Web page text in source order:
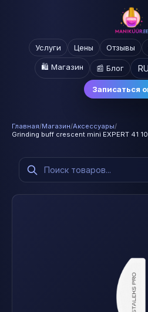
Услуги Цены Отзывы
🛍️ Магазин 📰 Блог RU
Записаться
Главная/Магазин/Аксессуары/
Grinding buff crescent mini EXPERT 41